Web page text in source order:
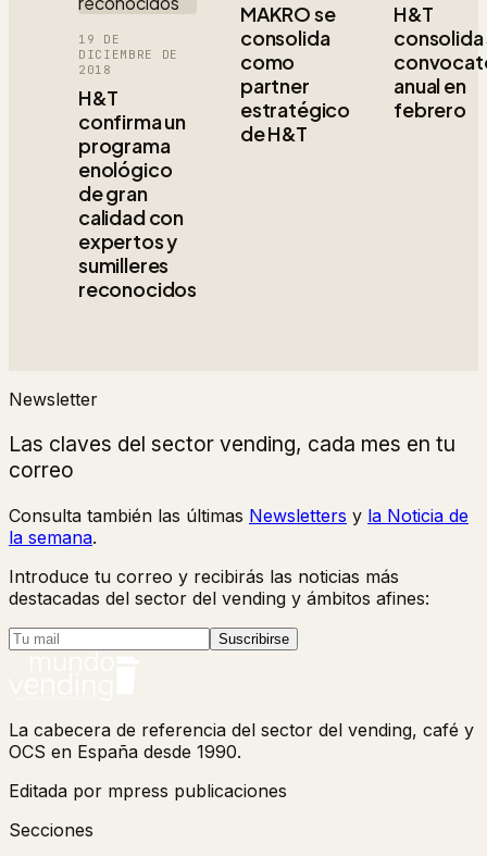
19 DE
DICIEMBRE DE
2018
H&T
confirma un
programa
enológico
de gran
calidad con
expertos y
sumilleres
reconocidos
MAKRO se
consolida
como
partner
estratégico
de H&T
H&T
consolida
anual en
febrero
Newsletter
Las claves del sector vending, cada mes en tu
correo
Consulta también las últimas Newsletters y la Noticia de
la semana.
Introduce tu correo y recibirás las noticias más
destacadas del sector del vending y ámbitos afines:
Suscribirse
La cabecera de referencia del sector del vending, café y
OCS en España desde 1990.
Editada por mpress publicaciones
Secciones